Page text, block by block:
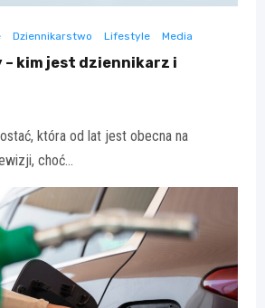
Dziennikarstwo Lifestyle Media
– kim jest dziennikarz i
która od lat jest obecna na
choć…